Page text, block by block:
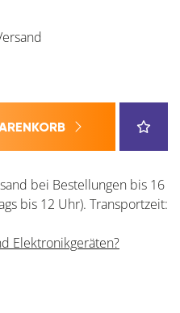
bei Bestellungen bis 16
bis 12 Uhr). Transportzeit:
Elektronikgeräten?